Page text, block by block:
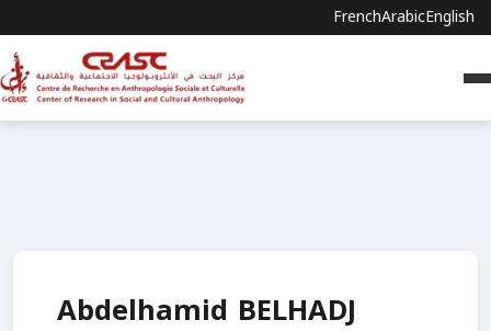
FrenchArabicEnglish
Abdelhamid BELHADJ